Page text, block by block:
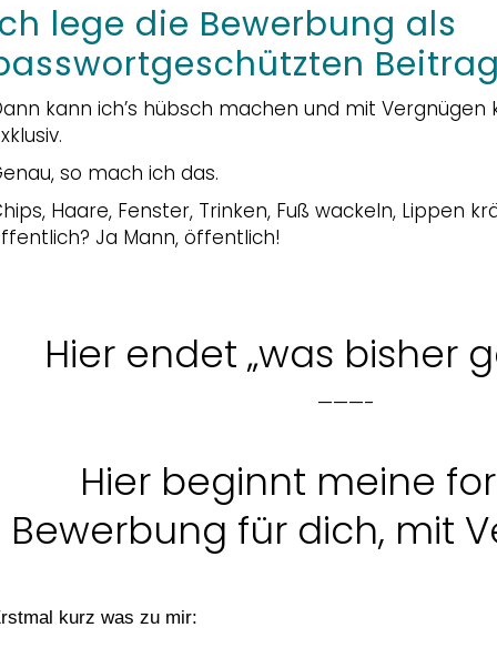
lege die Bewerbung als
kann ich’s hübsch machen und mit Vergnügen
so mach ich das.
Haare, Fenster, Trinken, Fuß wackeln, Lippen
Ja Mann, öffentlich!
Hier endet „was bisher
———-
Hier beginnt meine
Bewerbung für dich, mit
kurz was zu mir: